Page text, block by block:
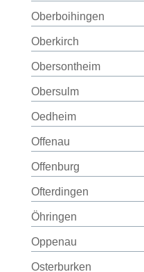
Oberboihingen
Oberkirch
Obersontheim
Obersulm
Oedheim
Offenau
Offenburg
Ofterdingen
Öhringen
Oppenau
Osterburken